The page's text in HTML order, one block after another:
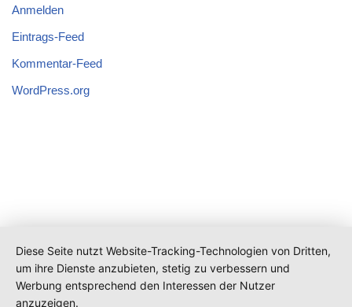
Anmelden
Eintrags-Feed
Kommentar-Feed
WordPress.org
Diese Seite nutzt Website-Tracking-Technologien von Dritten,
um ihre Dienste anzubieten, stetig zu verbessern und
Werbung entsprechend den Interessen der Nutzer
anzuzeigen.